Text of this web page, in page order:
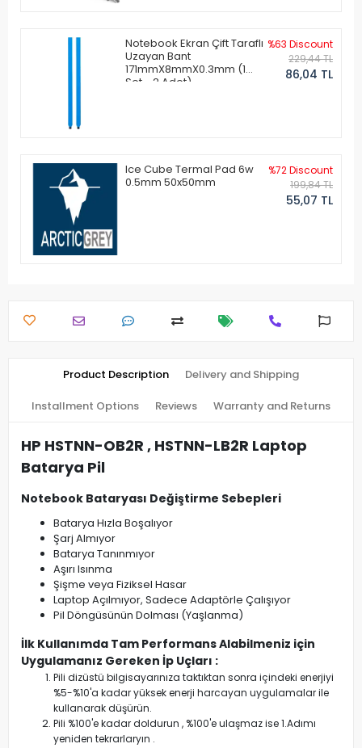
Notebook Ekran Çift Taraflı
Uzayan Bant
171mmX8mmX0.3mm (1
Set - 2 Adet)
%63 Discount
229,44 TL
86,04 TL
Ice Cube Termal Pad 6w
0.5mm 50x50mm
%72 Discount
199,84 TL
55,07 TL
Product Description Delivery and Shipping
Installment Options Reviews Warranty and Returns
HP HSTNN-OB2R , HSTNN-LB2R Laptop
Batarya Pil
Notebook Bataryası Değiştirme Sebepleri
Batarya Hızla Boşalıyor
Şarj Almıyor
Batarya Tanınmıyor
Aşırı Isınma
Şişme veya Fiziksel Hasar
Laptop Açılmıyor, Sadece Adaptörle Çalışıyor
Pil Döngüsünün Dolması (Yaşlanma)
İlk Kullanımda Tam Performans Alabilmeniz için
Uygulamanız Gereken İp Uçları :
Pili dizüstü bilgisayarınıza taktıktan sonra içindeki enerjiyi
%5-%10'a kadar yüksek enerji harcayan uygulamalar ile
kullanarak düşürün.
Pili %100'e kadar doldurun , %100'e ulaşmaz ise 1.Adımı
yeniden tekrarlaryın .